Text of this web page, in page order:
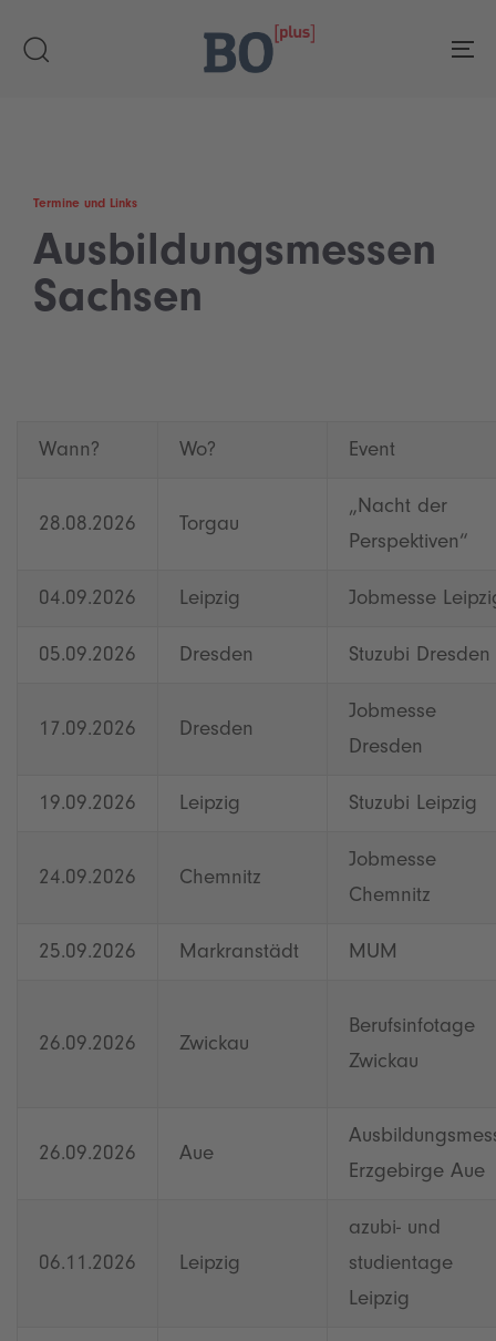
links
contentTermine und Links
Ausbildungsmessen
Sachsen
Wann? Wo? Event
28.08.2026 Torgau
„Nacht der
Perspektiven“
04.09.2026 Leipzig Jobmesse
05.09.2026 Dresden Stuzubi Dresden
17.09.2026 Dresden
Jobmesse
Dresden
19.09.2026 Leipzig Stuzubi Leipzig
24.09.2026 Chemnitz
Jobmesse
Chemnitz
25.09.2026 Markranstädt MUM
26.09.2026 Zwickau
Berufsinfotage
Zwickau
26.09.2026 Aue
Erzgebirge Aue
06.11.2026 Leipzig
azubi- und
studientage
Leipzig